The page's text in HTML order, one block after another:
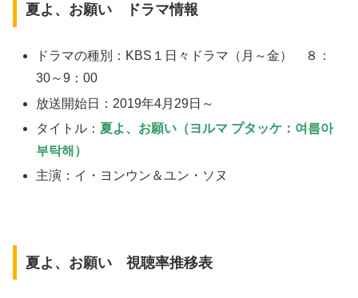
夏よ、お願い ドラマ情報
ドラマの種別：KBS１日々ドラマ（月～金） ８：
30～9：00
放送開始日：2019年4月29日～
タイトル：夏よ、お願い（ヨルマ プタッケ：여름아
부탁해）
主演：イ・ヨンウン＆ユン・ソヌ
夏よ、お願い 視聴率推移表